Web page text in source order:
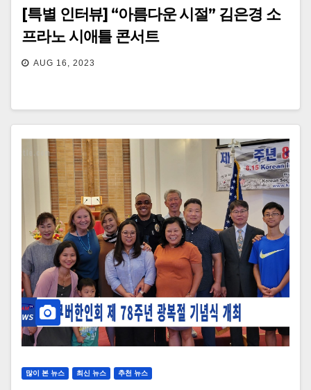
[특별 인터뷰] “아름다운 시절” 김은경 소
프라노 시애틀 콘서트
AUG 16, 2023
많이 본 뉴스 최신 뉴스 추천 뉴스